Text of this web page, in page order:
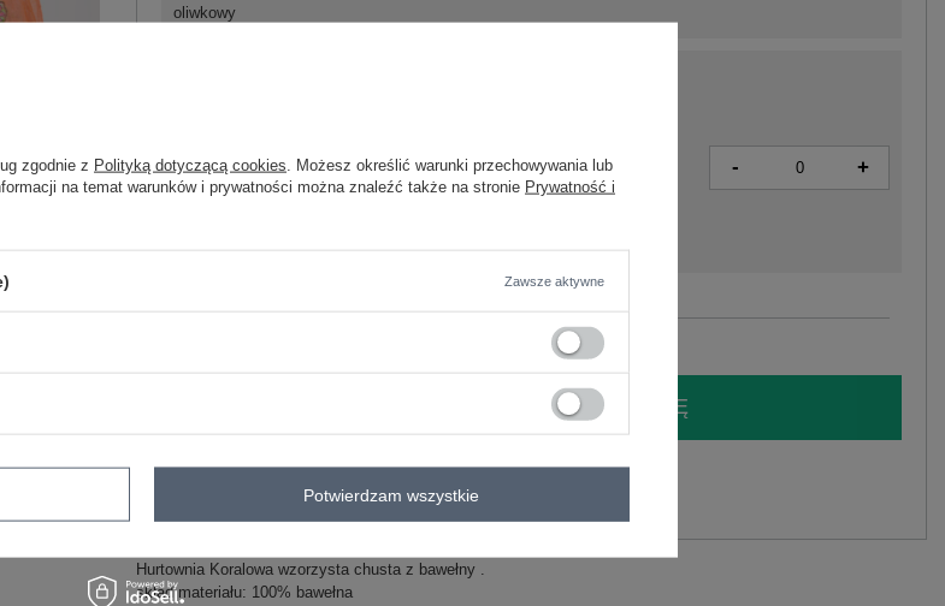
oliwkowy
One size 2016101318904 - +
ZALOGUJ SIĘ I ZOBACZ CENĘ
Masz pytanie? Chętnie pomożemy.
+48 601 547 740 Zadaj pytanie
Hurtownia Koralowa wzorzysta chusta z bawełny .
skład materiału: 100% bawełna
zgodnie z Polityką dotyczącą cookies . Możesz określić warunki przechowywania lub
na temat warunków i prywatności można znaleźć także na stronie Prywatność i
Zawsze aktywne
Potwierdzam wszystkie